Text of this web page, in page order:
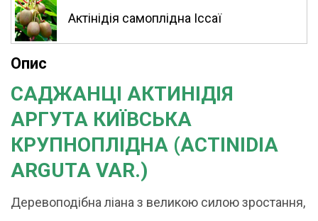
Актінідія самоплідна Іссаї
Опис
САДЖАНЦІ АКТИНІДІЯ
АРГУТА КИЇВСЬКА
КРУПНОПЛІДНА (ACTINIDIA
ARGUTA VAR.)
Деревоподібна ліана з великою силою зростання,